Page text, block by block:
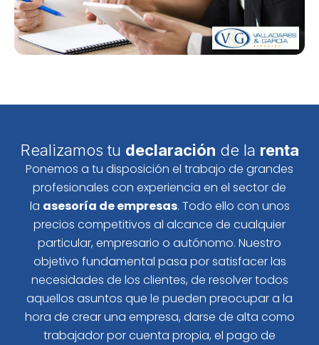
Realizamos tu declaración de la renta
Ponemos a tu disposición el trabajo de grandes
profesionales con experiencia en el sector de
la asesoría de empresas. Todo ello con unos
precios competitivos al alcance de cualquier
particular, empresario o autónomo. Nuestro
objetivo fundamental pasa por satisfacer las
necesidades de los clientes, de resolver todos
aquellos asuntos que le pueden preocupar a la
hora de crear una empresa, darse de alta como
trabajador por cuenta propia, el pago de